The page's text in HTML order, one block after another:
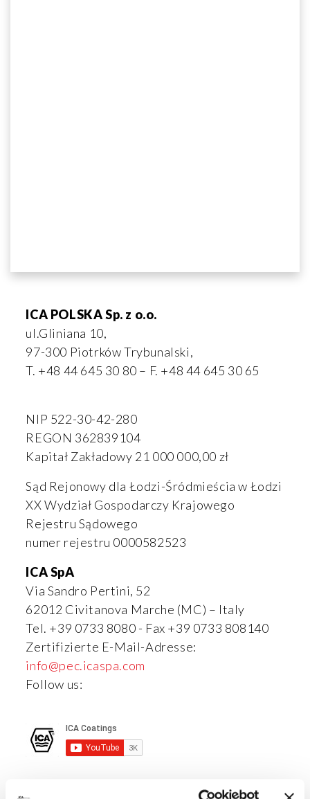
ICA POLSKA Sp. z o.o.
ul.Gliniana 10,
97-300 Piotrków Trybunalski,
T. +48 44 645 30 80 – F. +48 44 645 30 65
NIP 522-30-42-280
REGON 362839104
Kapitał Zakładowy 21 000 000,00 zł
Sąd Rejonowy dla Łodzi-Śródmieścia w Łodzi
XX Wydział Gospodarczy Krajowego
Rejestru Sądowego
numer rejestru 0000582523
ICA SpA
Via Sandro Pertini, 52
62012 Civitanova Marche (MC) – Italy
Tel. +39 0733 8080 - Fax +39 0733 808140
Zertifizierte E-Mail-Adresse:
info@pec.icaspa.com
Follow us: